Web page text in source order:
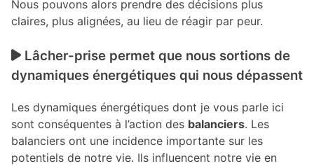
Nous pouvons alors prendre des décisions plus
claires, plus alignées, au lieu de réagir par peur.
Lâcher-prise permet que nous sortions de
dynamiques énergétiques qui nous dépassent
Les dynamiques énergétiques dont je vous parle ici
sont conséquentes à l’action des balanciers. Les
balanciers ont une incidence importante sur les
potentiels de notre vie. Ils influencent notre vie en